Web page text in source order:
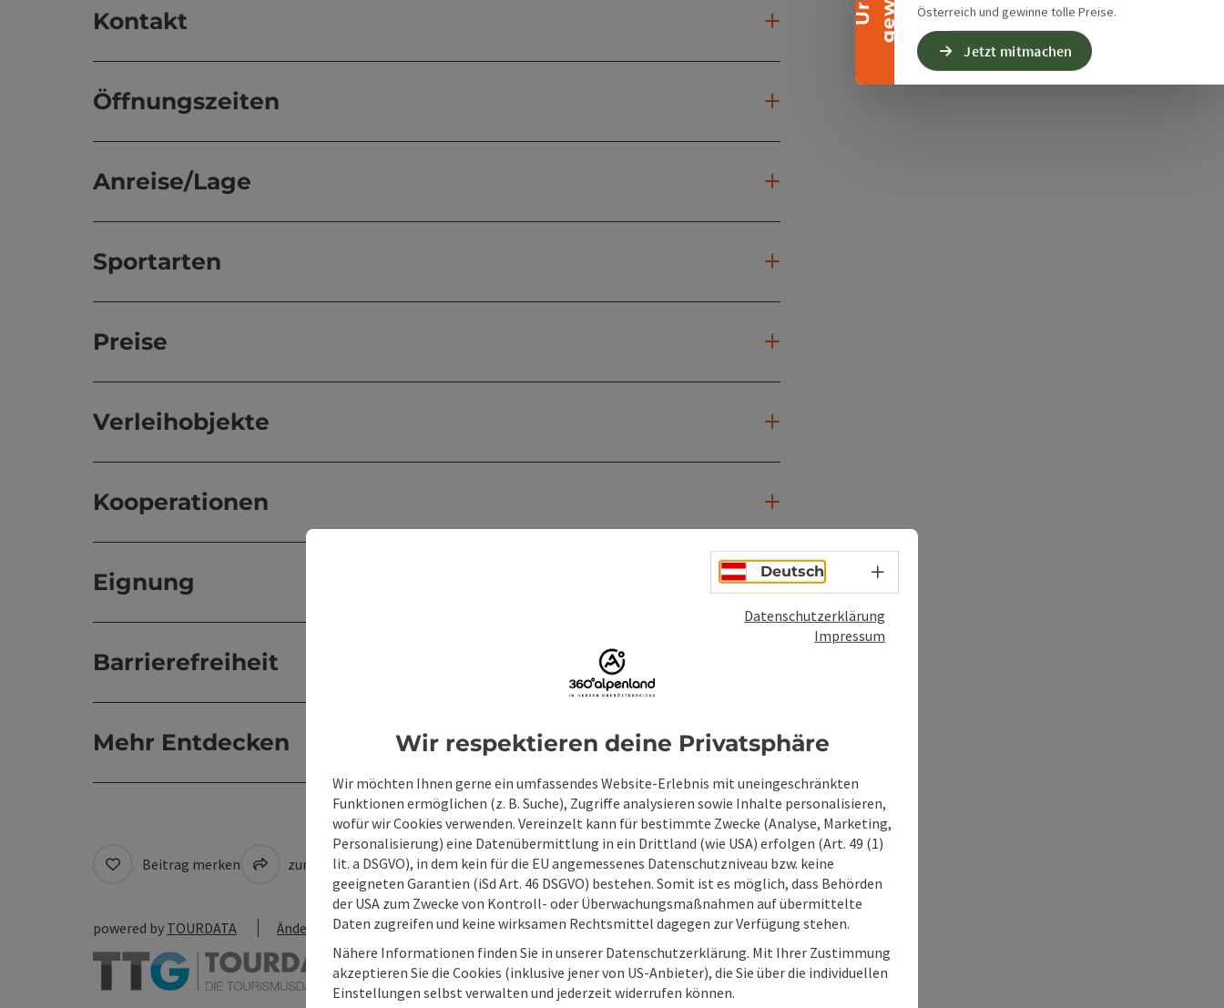
Österreich und gewinne tolle Preise.
Jetzt mitmachen
Kontakt
Öffnungszeiten
Anreise/Lage
Sportarten
Preise
Verleihobjekte
Kooperationen
Eignung
Barrierefreiheit
Mehr Entdecken
Beitrag merken zum Merkzettel PDF erstellen Beitrag drucken In der Nähe
powered by TOURDATA Änderung vorschlagen
Deutsch Sprachwahl - Menü öffnen
Datenschutzerklärung
Impressum
Wir respektieren deine Privatsphäre
Wir möchten Ihnen gerne ein umfassendes Website-Erlebnis mit uneingeschränkten
Funktionen ermöglichen (z. B. Suche), Zugriffe analysieren sowie Inhalte personalisieren,
wofür wir Cookies verwenden. Vereinzelt kann für bestimmte Zwecke (Analyse, Marketing,
Personalisierung) eine Datenübermittlung in ein Drittland (wie USA) erfolgen (Art. 49 (1)
lit. a DSGVO), in dem kein für die EU angemessenes Datenschutzniveau bzw. keine
geeigneten Garantien (iSd Art. 46 DSGVO) bestehen. Somit ist es möglich, dass Behörden
der USA zum Zwecke von Kontroll- oder Überwachungsmaßnahmen auf übermittelte
Daten zugreifen und keine wirksamen Rechtsmittel dagegen zur Verfügung stehen.
Nähere Informationen finden Sie in unserer Datenschutzerklärung. Mit Ihrer Zustimmung
akzeptieren Sie die Cookies (inklusive jener von US-Anbieter), die Sie über die individuellen
Einstellungen selbst verwalten und jederzeit widerrufen können.